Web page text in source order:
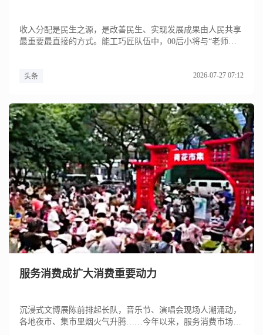
收入分配是民生之源，是改善民生、实现发展成果由人民共享
最重要最直接的方式。能工巧匠队伍中，00后小将与“老师傅”
头条 2026-07-27 07:12
服务消费成扩大消费重要动力
沉浸式文博展陈前排起长队，音乐节、演唱会现场人潮涌动，
各地夜市、集市里烟火气升腾……今年以来，服务消费市场热